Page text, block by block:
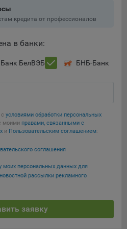
тенденциях использования
информацию для
для определения целевой
например Яндекс.Метрика,
«Яндекс.Метрика»
на сервере Общества и не
часть из которых хранятся во
файлов cookie не позволяет
страницы и принимать
работы сайта исходя из
мои изменения
по умолчанию
кредита от профессионалов
в банки:
Банк БелВЭБ БНБ-Банк
условиями обработки персональных
моими правами, связанными с
и Пользовательским соглашением:
соглашения
моих персональных данных для
рассылки рекламного
заявку